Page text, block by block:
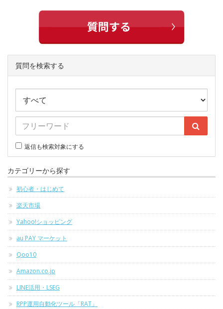
質問を検索する
返信も検索対象にする
カテゴリーから探す
初心者・はじめて
楽天市場
Yahoo!ショッピング
au PAY マーケット
Qoo10
Amazon.co.jp
LINE活用・LSEG
RPP運用自動化ツール「RAT」